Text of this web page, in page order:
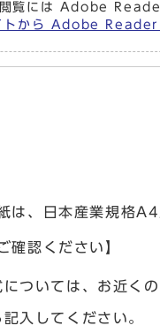
覧には Adobe
から Adobe Reader
は、日本産業規格
認ください】
ついては、お近く
入してください。